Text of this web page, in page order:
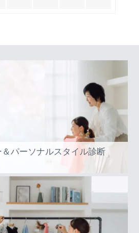
パーソナルスタイル診断